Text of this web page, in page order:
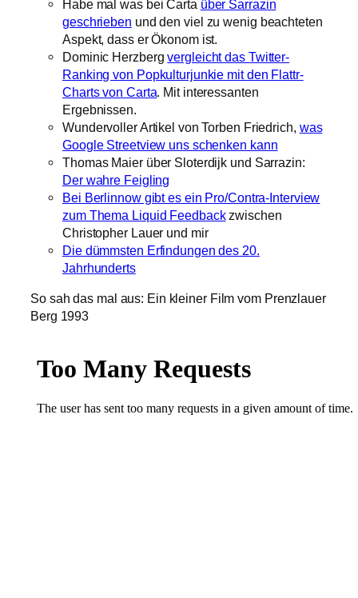
Habe mal was bei Carta über Sarrazin
geschrieben und den viel zu wenig beachteten
Aspekt, dass er Ökonom ist.
Dominic Herzbergvergleicht das Twitter-
Ranking von Popkulturjunkie mit den Flattr-
Charts von Carta. Mit interessanten
Ergebnissen.
Wundervoller Artikel von Torben Friedrich, was
Google Streetview uns schenken kann
Thomas Maier über Sloterdijk und Sarrazin:
Der wahre Feigling
Bei Berlinnow gibt es ein Pro/Contra-Interview
zum Thema Liquid Feedbackzwischen
Christopher Lauer und mir
Die dümmsten Erfindungen des 20.
Jahrhunderts
So sah das mal aus: Ein kleiner Film vom Prenzlauer
Berg 1993